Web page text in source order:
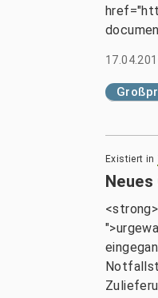
Existiert in